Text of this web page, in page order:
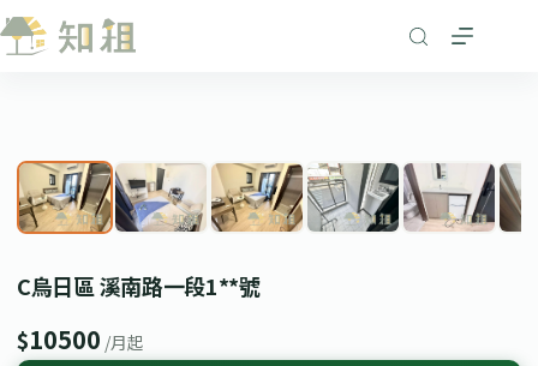
跳
至
C烏日區 溪南路一段1**號
$10500 /月起